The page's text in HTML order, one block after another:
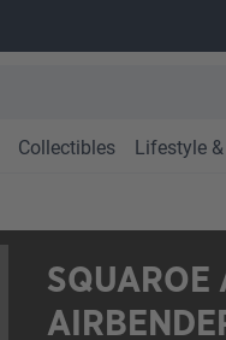
Collectibles Lifestyle
SQUAROE